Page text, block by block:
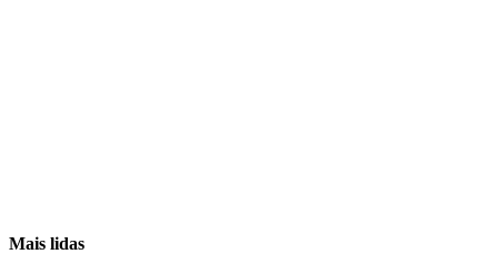
Mais lidas